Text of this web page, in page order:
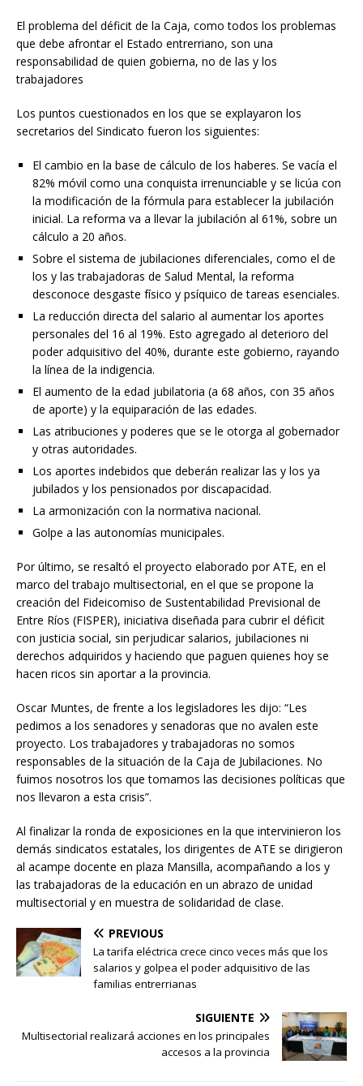
El problema del déficit de la Caja, como todos los problemas
que debe afrontar el Estado entrerriano, son una
responsabilidad de quien gobierna, no de las y los
trabajadores
Los puntos cuestionados en los que se explayaron los
secretarios del Sindicato fueron los siguientes:
El cambio en la base de cálculo de los haberes. Se vacía el
82% móvil como una conquista irrenunciable y se licúa con
la modificación de la fórmula para establecer la jubilación
inicial. La reforma va a llevar la jubilación al 61%, sobre un
cálculo a 20 años.
Sobre el sistema de jubilaciones diferenciales, como el de
los y las trabajadoras de Salud Mental, la reforma
desconoce desgaste físico y psíquico de tareas esenciales.
La reducción directa del salario al aumentar los aportes
personales del 16 al 19%. Esto agregado al deterioro del
poder adquisitivo del 40%, durante este gobierno, rayando
la línea de la indigencia.
El aumento de la edad jubilatoria (a 68 años, con 35 años
de aporte) y la equiparación de las edades.
Las atribuciones y poderes que se le otorga al gobernador
y otras autoridades.
Los aportes indebidos que deberán realizar las y los ya
jubilados y los pensionados por discapacidad.
La armonización con la normativa nacional.
Golpe a las autonomías municipales.
Por último, se resaltó el proyecto elaborado por ATE, en el
marco del trabajo multisectorial, en el que se propone la
creación del Fideicomiso de Sustentabilidad Previsional de
Entre Ríos (FISPER), iniciativa diseñada para cubrir el déficit
con justicia social, sin perjudicar salarios, jubilaciones ni
derechos adquiridos y haciendo que paguen quienes hoy se
hacen ricos sin aportar a la provincia.
Oscar Muntes, de frente a los legisladores les dijo: “Les
pedimos a los senadores y senadoras que no avalen este
proyecto. Los trabajadores y trabajadoras no somos
responsables de la situación de la Caja de Jubilaciones. No
fuimos nosotros los que tomamos las decisiones políticas que
nos llevaron a esta crisis”.
Al finalizar la ronda de exposiciones en la que intervinieron los
demás sindicatos estatales, los dirigentes de ATE se dirigieron
al acampe docente en plaza Mansilla, acompañando a los y
las trabajadoras de la educación en un abrazo de unidad
multisectorial y en muestra de solidaridad de clase.
PREVIOUS
La tarifa eléctrica crece cinco veces más que los
salarios y golpea el poder adquisitivo de las
familias entrerrianas
SIGUIENTE
Multisectorial realizará acciones en los principales
accesos a la provincia